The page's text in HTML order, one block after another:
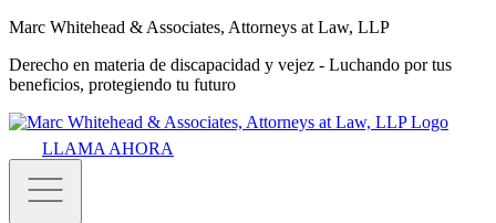
Marc Whitehead & Associates, Attorneys at Law, LLP
Derecho en materia de discapacidad y vejez - Luchando por tus
beneficios, protegiendo tu futuro
LLAMA AHORA